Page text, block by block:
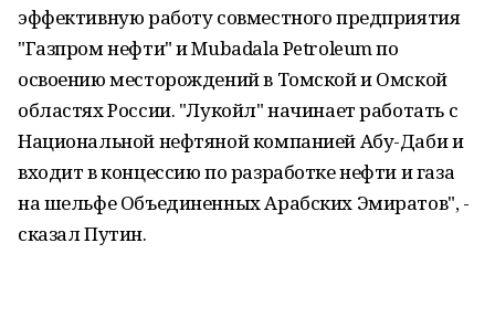
эффективную работу совместного предприятия
"Газпром нефти" и Mubadala Petroleum по
освоению месторождений в Томской и Омской
областях России. "Лукойл" начинает работать с
Национальной нефтяной компанией Абу-Даби и
входит в концессию по разработке нефти и газа
на шельфе Объединенных Арабских Эмиратов", -
сказал Путин.